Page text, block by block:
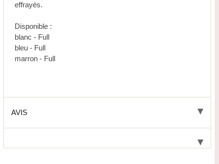
effrayés.
Disponible :
blanc - Full
bleu - Full
marron - Full
AVIS